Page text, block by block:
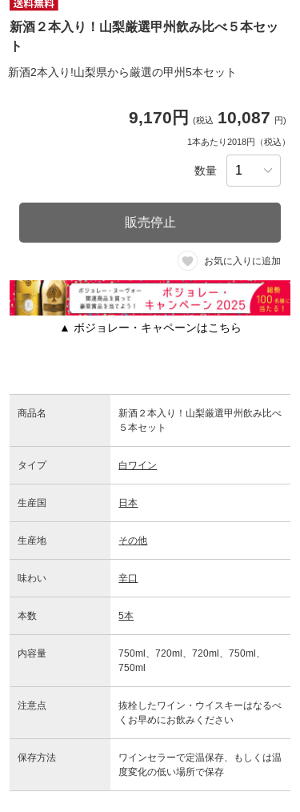
新酒２本入り！山梨厳選甲州飲み比べ５本セッ
ト
新酒2本入り!山梨県から厳選の甲州5本セット
9,170円 (税込 10,087 円)
1本あたり2018円（税込）
数量
販売停止
お気に入りに追加
▲ ボジョレー・キャペーンはこちら
商品名
新酒２本入り！山梨厳選甲州飲み比べ
５本セット
タイプ 白ワイン
生産国 日本
生産地 その他
味わい 辛口
本数 5本
内容量
750ml、720ml、720ml、750ml、
750ml
注意点
抜栓したワイン・ウイスキーはなるべ
くお早めにお飲みください
保存方法
ワインセラーで定温保存、もしくは温
度変化の低い場所で保存